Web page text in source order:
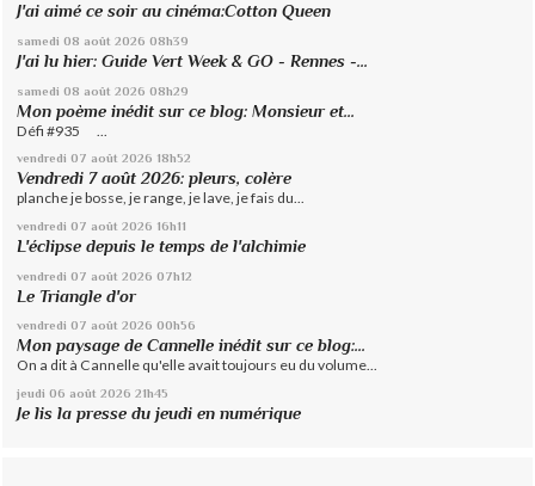
J'ai aimé ce soir au cinéma:Cotton Queen
samedi 08 août 2026 08h39
J'ai lu hier: Guide Vert Week & GO - Rennes -...
samedi 08 août 2026 08h29
Mon poème inédit sur ce blog: Monsieur et...
Défi #935 ...
vendredi 07 août 2026 18h52
Vendredi 7 août 2026: pleurs, colère
planche je bosse, je range, je lave, je fais du...
vendredi 07 août 2026 16h11
L'éclipse depuis le temps de l'alchimie
vendredi 07 août 2026 07h12
Le Triangle d'or
vendredi 07 août 2026 00h56
Mon paysage de Cannelle inédit sur ce blog:...
On a dit à Cannelle qu'elle avait toujours eu du volume...
jeudi 06 août 2026 21h45
Je lis la presse du jeudi en numérique